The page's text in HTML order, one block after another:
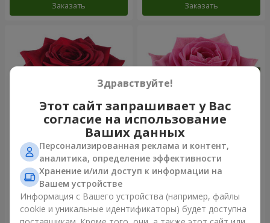
Заказать Заказать
Роза красная (поштучно)
Заказать
Роза розовая (поштучно)
Заказать
Здравствуйте!
Этот сайт запрашивает у Вас
согласие на использование
Ваших данных
Персонализированная реклама и контент,
аналитика, определение эффективности
Хранение и/или доступ к информации на
Вашем устройстве
Информация с Вашего устройства (например, файлы
cookie и уникальные идентификаторы) будет доступна